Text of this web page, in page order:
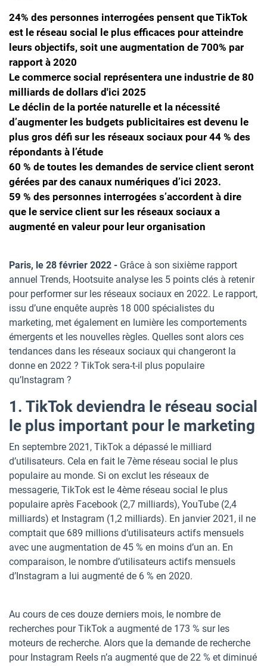
24% des personnes interrogées pensent que TikTok
est le réseau social le plus efficaces pour atteindre
leurs objectifs, soit une augmentation de 700% par
rapport à 2020
Le commerce social représentera une industrie de 80
milliards de dollars d'ici 2025
Le déclin de la portée naturelle et la nécessité
d’augmenter les budgets publicitaires est devenu le
plus gros défi sur les réseaux sociaux pour 44 % des
répondants à l’étude
60 % de toutes les demandes de service client seront
gérées par des canaux numériques d’ici 2023.
59 % des personnes interrogées s’accordent à dire
que le service client sur les réseaux sociaux a
augmenté en valeur pour leur organisation
Paris, le 28 février 2022 - Grâce à son sixième rapport
annuel Trends, Hootsuite analyse les 5 points clés à retenir
pour performer sur les réseaux sociaux en 2022. Le rapport,
issu d’une enquête auprès 18 000 spécialistes du
marketing, met également en lumière les comportements
émergents et les nouvelles règles. Quelles sont alors ces
tendances dans les réseaux sociaux qui changeront la
donne en 2022 ? TikTok sera-t-il plus populaire
qu’Instagram ?
1. TikTok deviendra le réseau social
le plus important pour le marketing
En septembre 2021, TikTok a dépassé le milliard
d’utilisateurs. Cela en fait le 7ème réseau social le plus
populaire au monde. Si on exclut les réseaux de
messagerie, TikTok est le 4ème réseau social le plus
populaire après Facebook (2,7 milliards), YouTube (2,4
milliards) et Instagram (1,2 milliards). En janvier 2021, il ne
comptait que 689 millions d’utilisateurs actifs mensuels
avec une augmentation de 45 % en moins d’un an. En
comparaison, le nombre d’utilisateurs actifs mensuels
d’Instagram a lui augmenté de 6 % en 2020.
Au cours de ces douze derniers mois, le nombre de
recherches pour TikTok a augmenté de 173 % sur les
moteurs de recherche. Alors que la demande de recherche
pour Instagram Reels n’a augmenté que de 22 % et diminué